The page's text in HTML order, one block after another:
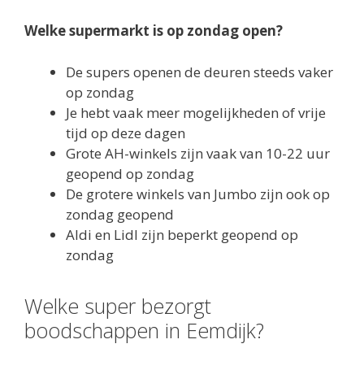
Welke supermarkt is op zondag open?
De supers openen de deuren steeds vaker
op zondag
Je hebt vaak meer mogelijkheden of vrije
tijd op deze dagen
Grote AH-winkels zijn vaak van 10-22 uur
geopend op zondag
De grotere winkels van Jumbo zijn ook op
zondag geopend
Aldi en Lidl zijn beperkt geopend op
zondag
Welke super bezorgt
boodschappen in Eemdijk?